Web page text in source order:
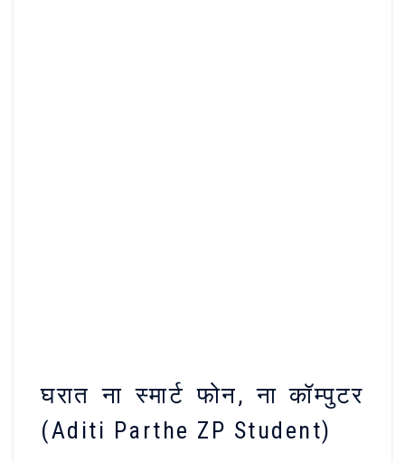
घरात ना स्मार्ट फोन, ना कॉम्पुटर
(Aditi Parthe ZP Student)